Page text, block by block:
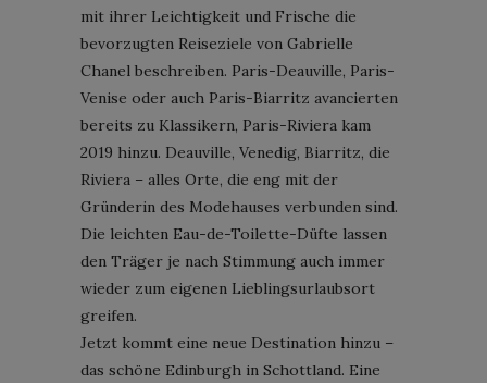
mit ihrer Leichtigkeit und Frische die
bevorzugten Reiseziele von Gabrielle
Chanel beschreiben. Paris-Deauville, Paris-
Venise oder auch Paris-Biarritz avancierten
bereits zu Klassikern, Paris-Riviera kam
2019 hinzu. Deauville, Venedig, Biarritz, die
Riviera – alles Orte, die eng mit der
Gründerin des Modehauses verbunden sind.
Die leichten Eau-de-Toilette-Düfte lassen
den Träger je nach Stimmung auch immer
wieder zum eigenen Lieblingsurlaubsort
greifen.
Jetzt kommt eine neue Destination hinzu –
das schöne Edinburgh in Schottland. Eine